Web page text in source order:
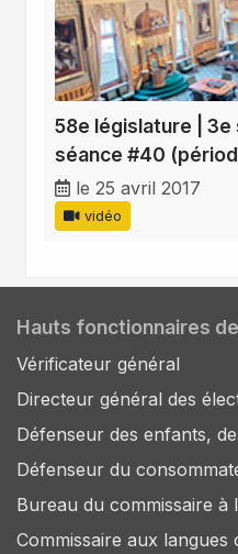
58e législature |
séance #40
le 25 avril 2017
vidéo
Hauts fonctionnaires
Vérificateur général
Directeur général des
Défenseur des enfants,
Défenseur du
Bureau du commissaire à
Commissaire aux langues